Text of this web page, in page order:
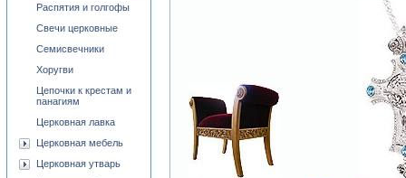
Распятия и голгофы
Свечи церковные
Семисвечники
Хоругви
Цепочки к крестам и
панагиям
Церковная лавка
Церковная мебель
Церковная утварь